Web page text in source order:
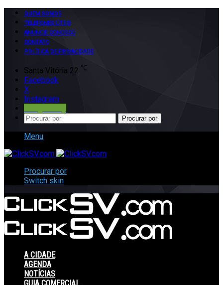
QUEM SOMOS
TELEFONES ÚTEIS
ANUNCIE CONOSCO
CONTATO
POLÍTICA DE PRIVACIDADE
Santa Vitória 22 ℃
Facebook
X
Instagram
Procurar por
Menu
Procurar por
Switch skin
A CIDADE
AGENDA
NOTÍCIAS